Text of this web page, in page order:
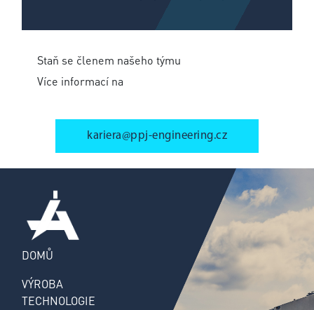
Staň se členem našeho týmu
Více informací na
kariera@ppj-engineering.cz
DOMŮ
VÝROBA
TECHNOLOGIE